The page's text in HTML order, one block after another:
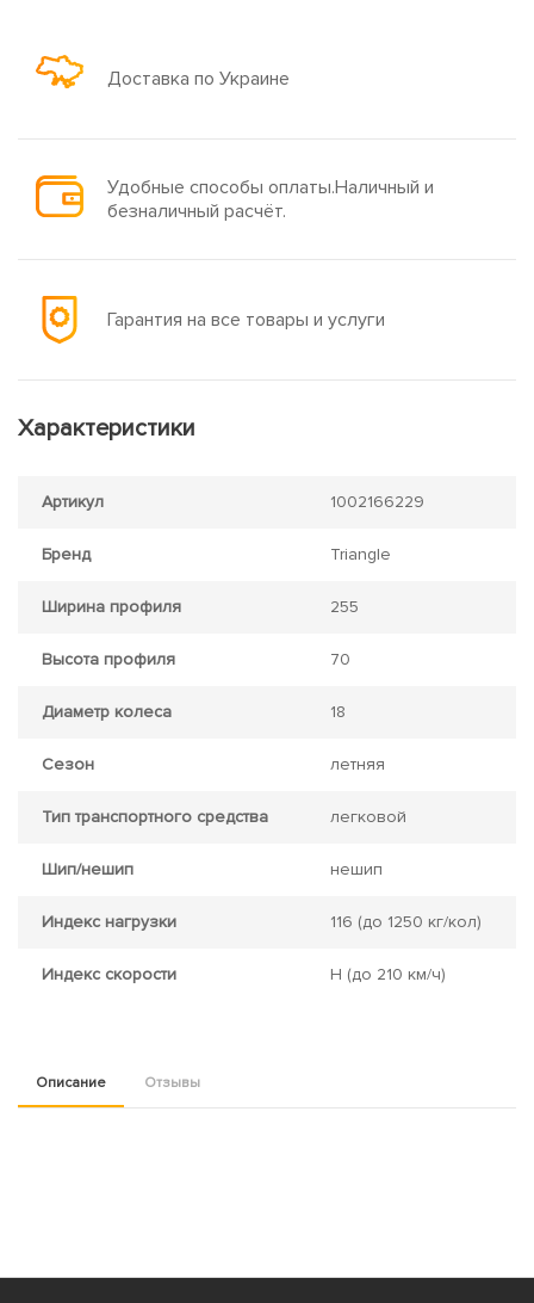
Доставка по Украине
Удобные способы оплаты.Наличный и
безналичный расчёт.
Гарантия на все товары и услуги
Характеристики
Артикул 1002166229
Бренд Triangle
Ширина профиля 255
Высота профиля 70
Диаметр колеса 18
Сезон летняя
Тип транспортного средства легковой
Шип/нешип нешип
Индекс нагрузки 116 (до 1250 кг/кол)
Индекс скорости H (до 210 км/ч)
Описание Отзывы